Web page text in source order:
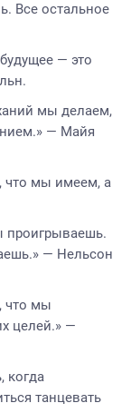
Все остальное
— это
мы делаем,
— Майя
что мы имеем, а
проигрываешь.
— Нельсон
что мы
целей.» —
когда
танцевать